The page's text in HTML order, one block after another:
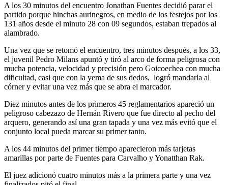
A los 30 minutos del encuentro Jonathan Fuentes decidió parar el
partido porque hinchas aurinegros, en medio de los festejos por los
131 años desde el minuto 28 con 09 segundos, estaban trepados al
alambrado.
Una vez que se retomó el encuentro, tres minutos después, a los 33,
el juvenil Pedro Milans apuntó y tiró al arco de forma peligrosa con
mucha potencia, velocidad y precisión pero Goicoechea con mucha
dificultad, casi que con la yema de sus dedos, logró mandarla al
córner y evitar una vez más que se abra el marcador.
Diez minutos antes de los primeros 45 reglamentarios apareció un
peligroso cabezazo de Hernán Rivero que fue directo al pecho del
arquero, generando así una gran tapada y una vez más evitó que el
conjunto local pueda marcar su primer tanto.
A los 44 minutos del primer tiempo aparecieron más tarjetas
amarillas por parte de Fuentes para Carvalho y Yonatthan Rak.
El juez adicionó cuatro minutos más a la primera parte y una vez